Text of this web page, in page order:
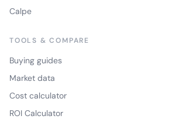
Calpe
TOOLS & COMPARE
Buying guides
Market data
Cost calculator
ROI Calculator